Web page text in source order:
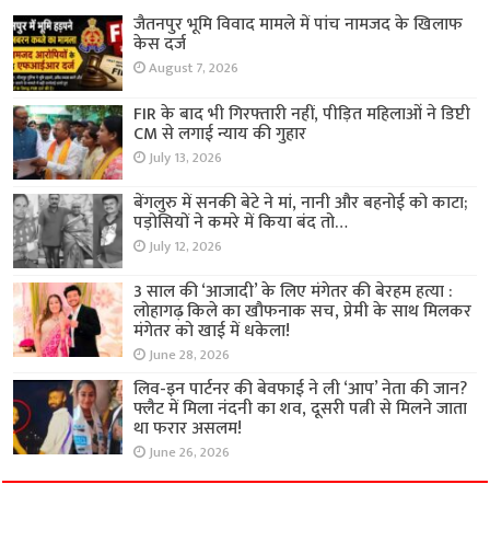
जैतनपुर भूमि विवाद मामले में पांच नामजद के खिलाफ
केस दर्ज
August 7, 2026
FIR के बाद भी गिरफ्तारी नहीं, पीड़ित महिलाओं ने डिप्टी
CM से लगाई न्याय की गुहार
July 13, 2026
बेंगलुरु में सनकी बेटे ने मां, नानी और बहनोई को काटा;
पड़ोसियों ने कमरे में किया बंद तो…
July 12, 2026
3 साल की ‘आजादी’ के लिए मंगेतर की बेरहम हत्या :
लोहागढ़ किले का खौफनाक सच, प्रेमी के साथ मिलकर
मंगेतर को खाई में धकेला!
June 28, 2026
लिव-इन पार्टनर की बेवफाई ने ली ‘आप’ नेता की जान?
फ्लैट में मिला नंदनी का शव, दूसरी पत्नी से मिलने जाता
था फरार असलम!
June 26, 2026